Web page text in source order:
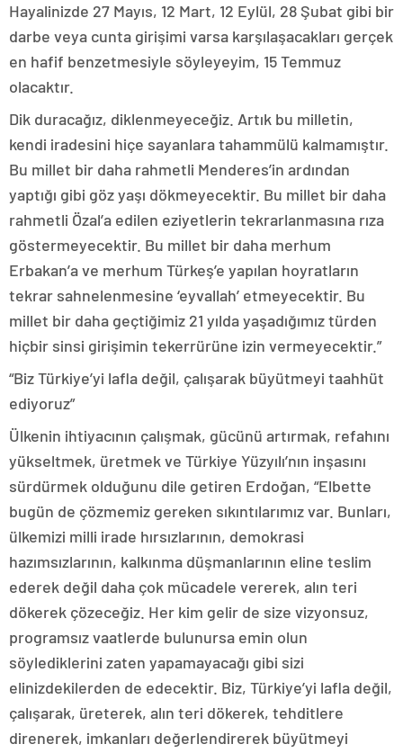
Hayalinizde 27 Mayıs, 12 Mart, 12 Eylül, 28 Şubat gibi bir
darbe veya cunta girişimi varsa karşılaşacakları gerçek
en hafif benzetmesiyle söyleyeyim, 15 Temmuz
olacaktır.
Dik duracağız, diklenmeyeceğiz. Artık bu milletin,
kendi iradesini hiçe sayanlara tahammülü kalmamıştır.
Bu millet bir daha rahmetli Menderes’in ardından
yaptığı gibi göz yaşı dökmeyecektir. Bu millet bir daha
rahmetli Özal’a edilen eziyetlerin tekrarlanmasına rıza
göstermeyecektir. Bu millet bir daha merhum
Erbakan’a ve merhum Türkeş’e yapılan hoyratların
tekrar sahnelenmesine ‘eyvallah’ etmeyecektir. Bu
millet bir daha geçtiğimiz 21 yılda yaşadığımız türden
hiçbir sinsi girişimin tekerrürüne izin vermeyecektir.”
“Biz Türkiye’yi lafla değil, çalışarak büyütmeyi taahhüt
ediyoruz”
Ülkenin ihtiyacının çalışmak, gücünü artırmak, refahını
yükseltmek, üretmek ve Türkiye Yüzyılı’nın inşasını
sürdürmek olduğunu dile getiren Erdoğan, “Elbette
bugün de çözmemiz gereken sıkıntılarımız var. Bunları,
ülkemizi milli irade hırsızlarının, demokrasi
hazımsızlarının, kalkınma düşmanlarının eline teslim
ederek değil daha çok mücadele vererek, alın teri
dökerek çözeceğiz. Her kim gelir de size vizyonsuz,
programsız vaatlerde bulunursa emin olun
söylediklerini zaten yapamayacağı gibi sizi
elinizdekilerden de edecektir. Biz, Türkiye’yi lafla değil,
çalışarak, üreterek, alın teri dökerek, tehditlere
direnerek, imkanları değerlendirerek büyütmeyi